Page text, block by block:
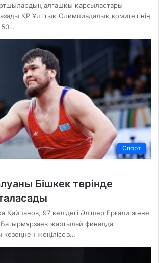
алғашқы қарсыластары
ҚР Ұлттық Олимпиадалық комитетінің
50…
Спорт
Бішкек төрінде
Қайпанов, 97 келідегі Әлішер Ерғали және
Батырмұрзаев жартылай финалда
жеңіліссіз…